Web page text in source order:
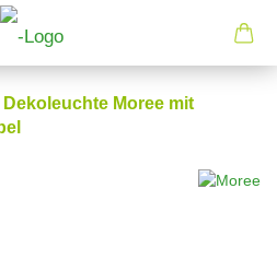
Moree mit